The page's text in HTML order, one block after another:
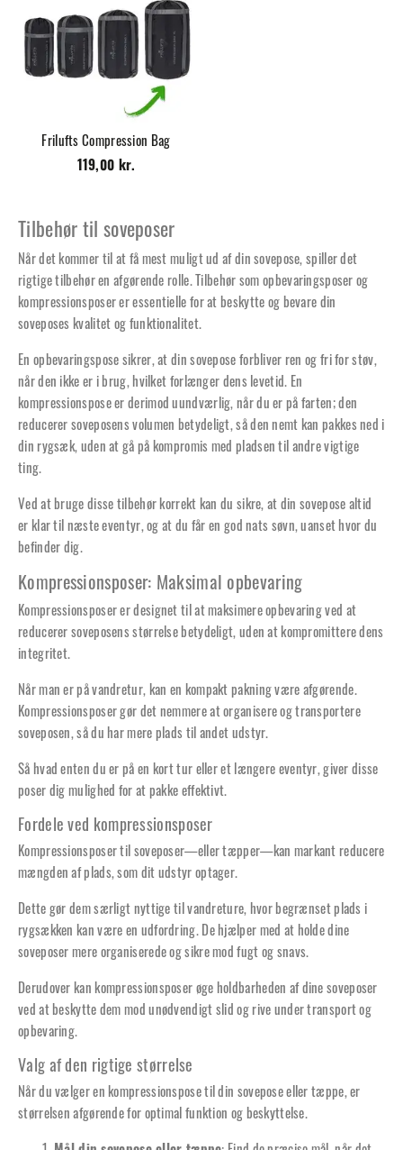
Frilufts Compression Bag
119,00 kr.
Tilbehør til soveposer
Når det kommer til at få mest muligt ud af din sovepose, spiller det
rigtige tilbehør en afgørende rolle. Tilbehør som opbevaringsposer og
kompressionsposer er essentielle for at beskytte og bevare din
soveposes kvalitet og funktionalitet.
En opbevaringspose sikrer, at din sovepose forbliver ren og fri for støv,
når den ikke er i brug, hvilket forlænger dens levetid. En
kompressionspose er derimod uundværlig, når du er på farten; den
reducerer soveposens volumen betydeligt, så den nemt kan pakkes ned i
din rygsæk, uden at gå på kompromis med pladsen til andre vigtige
ting.
Ved at bruge disse tilbehør korrekt kan du sikre, at din sovepose altid
er klar til næste eventyr, og at du får en god nats søvn, uanset hvor du
befinder dig.
Kompressionsposer: Maksimal opbevaring
Kompressionsposer er designet til at maksimere opbevaring ved at
reducerer soveposens størrelse betydeligt, uden at kompromittere dens
integritet.
Når man er på vandretur, kan en kompakt pakning være afgørende.
Kompressionsposer gør det nemmere at organisere og transportere
soveposen, så du har mere plads til andet udstyr.
Så hvad enten du er på en kort tur eller et længere eventyr, giver disse
poser dig mulighed for at pakke effektivt.
Fordele ved kompressionsposer
Kompressionsposer til soveposer—eller tæpper—kan markant reducere
mængden af plads, som dit udstyr optager.
Dette gør dem særligt nyttige til vandreture, hvor begrænset plads i
rygsækken kan være en udfordring. De hjælper med at holde dine
soveposer mere organiserede og sikre mod fugt og snavs.
Derudover kan kompressionsposer øge holdbarheden af dine soveposer
ved at beskytte dem mod unødvendigt slid og rive under transport og
opbevaring.
Valg af den rigtige størrelse
Når du vælger en kompressionspose til din sovepose eller tæppe, er
størrelsen afgørende for optimal funktion og beskyttelse.